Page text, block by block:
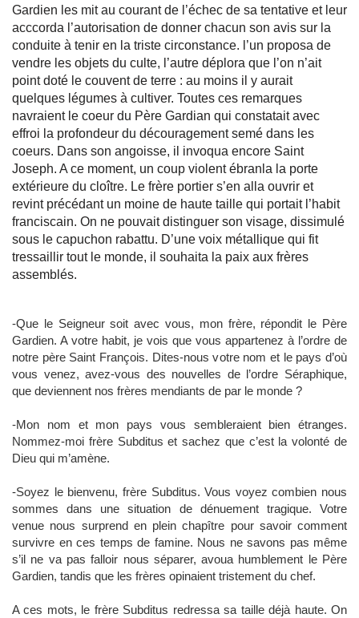
Gardien les mit au courant de l’échec de sa tentative et leur
acccorda l’autorisation de donner chacun son avis sur la
conduite à tenir en la triste circonstance. l’un proposa de
vendre les objets du culte, l’autre déplora que l’on n’ait
point doté le couvent de terre : au moins il y aurait
quelques légumes à cultiver. Toutes ces remarques
navraient le coeur du Père Gardian qui constatait avec
effroi la profondeur du découragement semé dans les
coeurs. Dans son angoisse, il invoqua encore Saint
Joseph. A ce moment, un coup violent ébranla la porte
extérieure du cloître. Le frère portier s’en alla ouvrir et
revint précédant un moine de haute taille qui portait l’habit
franciscain. On ne pouvait distinguer son visage, dissimulé
sous le capuchon rabattu. D’une voix métallique qui fit
tressaillir tout le monde, il souhaita la paix aux frères
assemblés.
-Que le Seigneur soit avec vous, mon frère, répondit le Père
Gardien. A votre habit, je vois que vous appartenez à l’ordre de
notre père Saint François. Dites-nous votre nom et le pays d’où
vous venez, avez-vous des nouvelles de l’ordre Séraphique,
que deviennent nos frères mendiants de par le monde ?
-Mon nom et mon pays vous sembleraient bien étranges.
Nommez-moi frère Subditus et sachez que c’est la volonté de
Dieu qui m’amène.
-Soyez le bienvenu, frère Subditus. Vous voyez combien nous
sommes dans une situation de dénuement tragique. Votre
venue nous surprend en plein chapître pour savoir comment
survivre en ces temps de famine. Nous ne savons pas même
s’il ne va pas falloir nous séparer, avoua humblement le Père
Gardien, tandis que les frères opinaient tristement du chef.
A ces mots, le frère Subditus redressa sa taille déjà haute. On